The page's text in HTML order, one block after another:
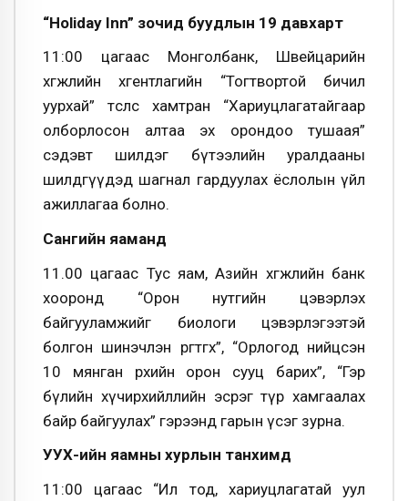
“Holiday Inn” зочид буудлын 19 давхарт
11:00 цагаас Монголбанк, Швейцарийн
хөгжлийн хгентлагийн “Тогтвортой бичил
уурхай” төслөөс хамтран “Хариуцлагатайгаар
олборлосон алтаа эх орондоо тушаая”
сэдэвт шилдэг бүтээлийн уралдааны
шилдгүүдэд шагнал гардуулах ёслолын үйл
ажиллагаа болно.
Сангийн яаманд
11.00 цагаас Тус яам, Азийн хөгжлийн банк
хооронд “Орон нутгийн цэвэрлэх
байгууламжийг биологи цэвэрлэгээтэй
болгон шинэчлэн өргөтгөх”, “Орлогод нийцсэн
10 мянган өрхийн орон сууц барих”, “Гэр
бүлийн хүчирхийллийн эсрэг түр хамгаалах
байр байгуулах” гэрээнд гарын үсэг зурна.
УУХҮ-ийн яамны хурлын танхимд
11:00 цагаас “Ил тод, хариуцлагатай уул